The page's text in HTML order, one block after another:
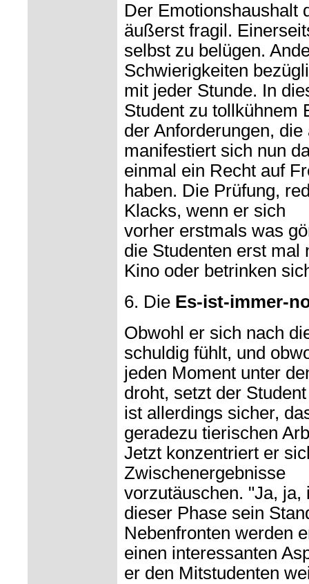
Der Emotionshaushalt
äußerst fragil.
selbst zu belügen.
Schwierigkeiten
mit jeder Stunde. In
Student zu tollkühnem
der Anforderungen,
manifestiert sich nun
einmal ein Recht auf
haben. Die Prüfung,
Klacks, wenn er sich
vorher erstmals was
die Studenten erst mal
Kino oder betrinken
6. Die Es-ist-immer-
Obwohl er sich nach
schuldig fühlt, und
jeden Moment unter
droht, setzt der
ist allerdings sicher,
geradezu tierischen
Jetzt konzentriert er
Zwischenergebnisse
vorzutäuschen. "Ja,
dieser Phase sein
Nebenfronten werden
einen interessanten
er den Mitstudenten